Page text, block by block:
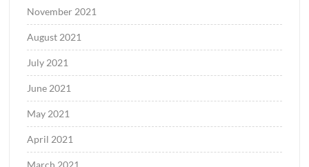
November 2021
August 2021
July 2021
June 2021
May 2021
April 2021
March 2021